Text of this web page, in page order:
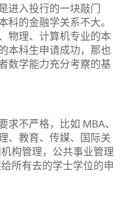
进入投行的一块敲门
的金融学关系不大。
物理、计算机专业的本
本科生申请成功，那也
数学能力充分考察的基
不严格，比如 MBA、
、教育、传媒、国际关
构管理，公共事业管理
所有去的学士学位的申